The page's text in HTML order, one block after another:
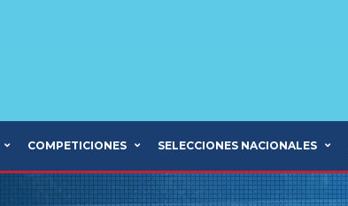
COMPETICIONES SELECCIONES NACIONALES